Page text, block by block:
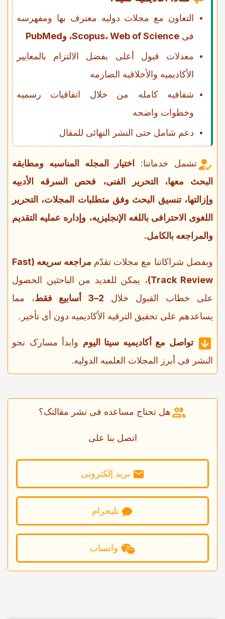
التعاون مع مجلات دولیه معترف بها ومفهرسه
فی Scopus، Web of Science، وPubMed
معدلات قبول أعلى بفضل الالتزام بالمعاییر
الأکادیمیه والأخلاقیه الصارمه
شفافیه کامله من خلال اتفاقیات رسمیه
وخطوات واضحه
دعم شامل حتى النشر النهائی للمقال
تشمل خدماتنا:
اختیار المجله المناسبه ومطابقه
البحث معها، التحریر الفنی، فحص السرقه الأدبیه
وإزالتها، تنسیق البحث وفق متطلبات المجلات، التحریر
اللغوی الاحترافی باللغه الإنجلیزیه، وإداره عملیه التقدیم
والمراجعه بالکامل.
وبفضل شراکاتنا مع مجلات تقدّم
مراجعه سریعه (Fast
Track Review) ، یمکن للعدید من الباحثین الحصول
على خطاب القبول خلال 2–3 أسابیع فقط
، مما
یساعدهم على تحقیق الترقیه الأکادیمیه دون أی تأخیر.
تواصل مع أکادیمیه سیتا الیوم وابدأ مسارک نحو
النشر فی أبرز المجلات العلمیه الدولیه.
هل تحتاج مساعده فی نشر مقالتک؟
اتصل بنا على
برید إلکترونی
تلیجرام
واتساب